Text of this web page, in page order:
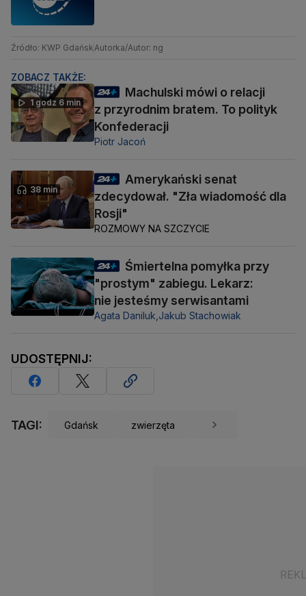
Źródło: KWP GdańskAutorka/Autor: ng
ZOBACZ TAKŻE:
1 godz 6 min
Machulski mówi o relacji
z przyrodnim bratem. To polityk
Konfederacji
Piotr Jacoń
38 min
Amerykański senat
zdecydował. "Zła wiadomość dla
Rosji"
ROZMOWY NA SZCZYCIE
Śmiertelna pomyłka przy
"prostym" zabiegu. Lekarz:
nie jesteśmy serwisantami
Agata Daniluk,Jakub Stachowiak
UDOSTĘPNIJ:
TAGI: Gdańsk zwierzęta